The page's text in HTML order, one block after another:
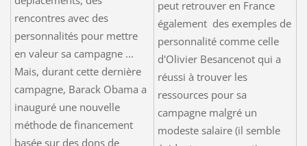
rencontres avec des
personnalités pour mettre
en valeur sa campagne ...
Mais, durant cette dernière
campagne, Barack Obama a
inauguré une nouvelle
méthode de financement
basée sur des dons de
peut retrouver en France
également des exemples de
personnalité comme celle
d'Olivier Besancenot qui a
réussi à trouver les
ressources pour sa
campagne malgré un
modeste salaire (il semble